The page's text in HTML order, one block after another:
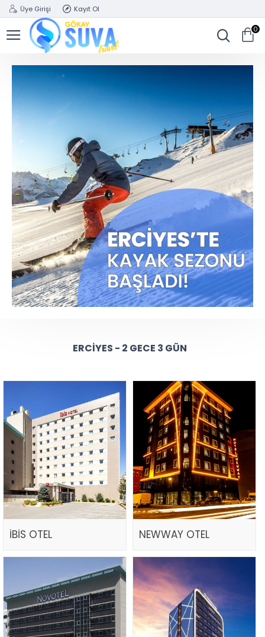
Üye Girişi Kayıt Ol
0
ERCIYES - 2 GECE 3 GÜN
İBİS OTEL NEWWAY OTEL